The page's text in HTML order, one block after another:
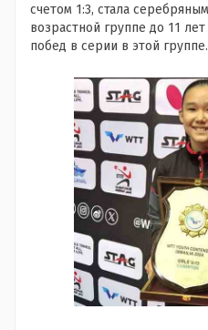
счетом 1:3, стала
возрастной группе до 11
побед в серии в этой группе.